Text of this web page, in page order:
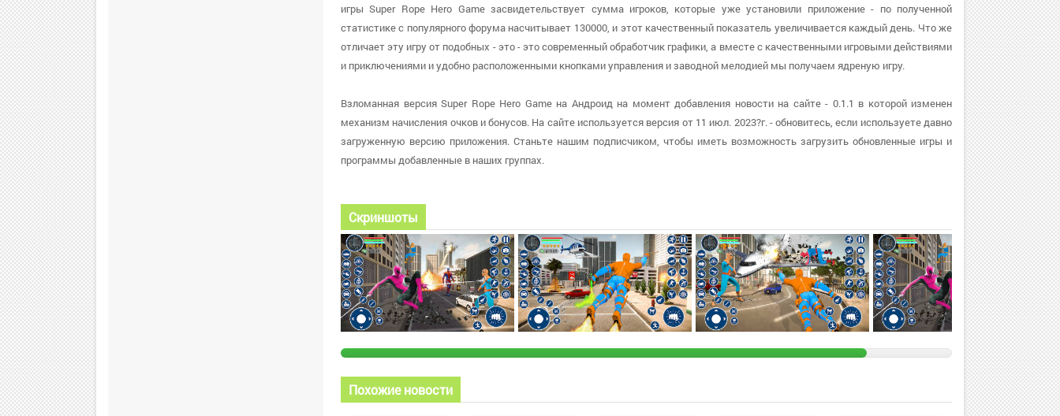
игры Super Rope Hero Game засвидетельствует сумма игроков, которые уже установили приложение - по полученной
статистике с популярного форума насчитывает 130000, и этот качественный показатель увеличивается каждый день. Что же
отличает эту игру от подобных - это - это современный обработчик графики, а вместе с качественными игровыми действиями
и приключениями и удобно расположенными кнопками управления и заводной мелодией мы получаем ядреную игру.
Взломанная версия Super Rope Hero Game на Андроид на момент добавления новости на сайте - 0.1.1 в которой изменен
механизм начисления очков и бонусов. На сайте используется версия от 11 июл. 2023?г. - обновитесь, если используете давно
загруженную версию приложения. Станьте нашим подписчиком, чтобы иметь возможность загрузить обновленные игры и
программы добавленные в наших группах.
Скриншоты
Похожие новости